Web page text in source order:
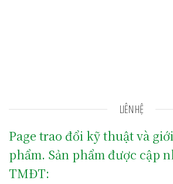
LIÊN HỆ
Page trao đổi kỹ thuật và
phẩm. Sản phẩm được cập
TMĐT: